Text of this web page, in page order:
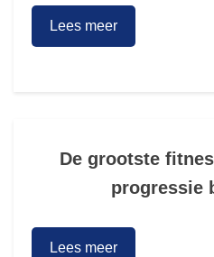
Lees meer
De grootste
progressie
Lees meer